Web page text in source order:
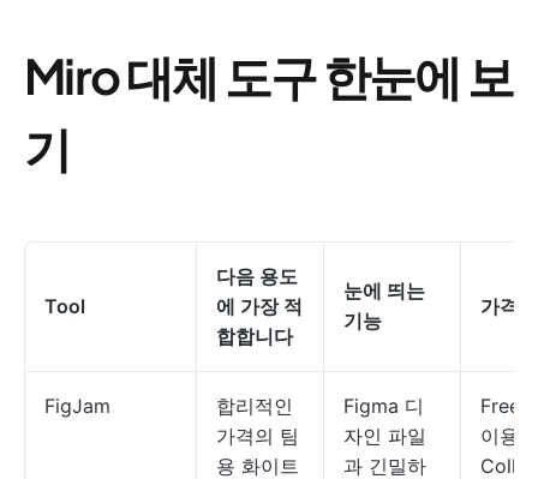
Miro 대체 도구 한눈에 보
기
Tool
다음 용도
에 가장 적
합합니다
눈에 띄는
기능
가격*
FigJam
합리적인
가격의 팀
용 화이트
Figma 디
자인 파일
과 긴밀하
Free;
이용